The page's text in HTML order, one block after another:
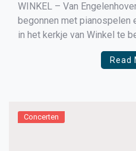
WINKEL – Van
begonnen met pianospelen
in het kerkje van Winkel te
de piano. Ramon sloot zijn
conservatorium af met een
Read
Concerten